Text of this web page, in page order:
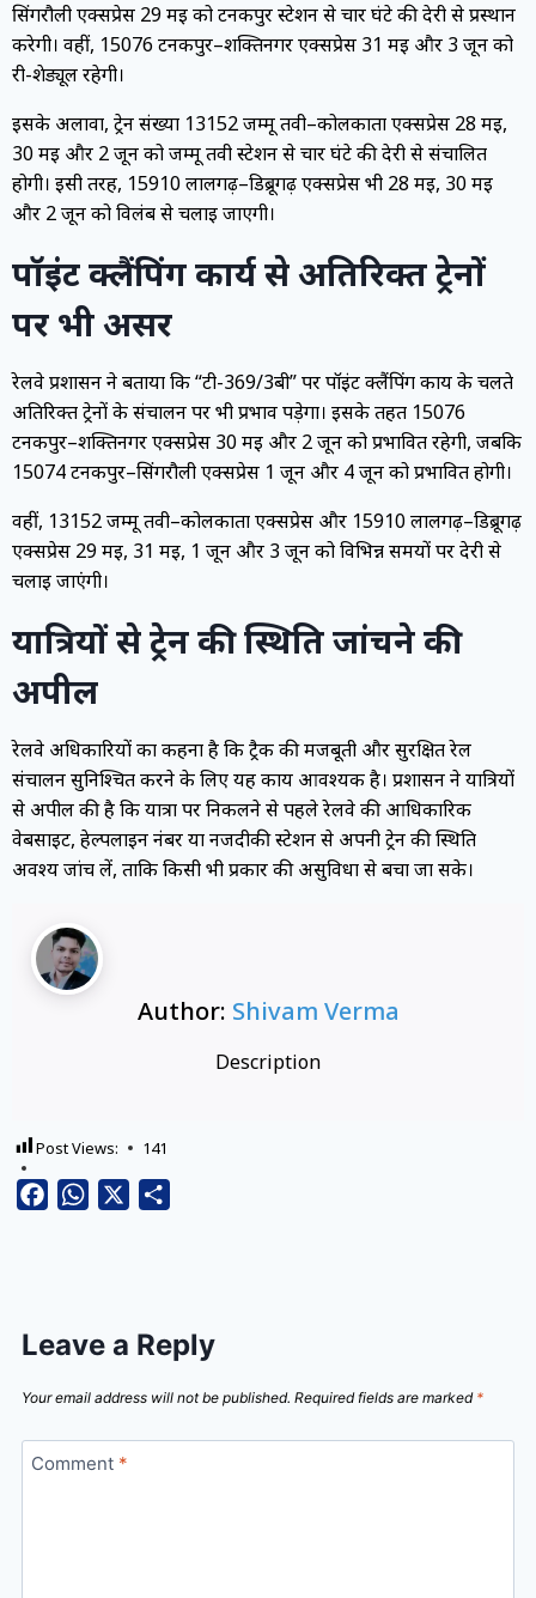
सिंगरौली एक्सप्रेस 29 मई को टनकपुर स्टेशन से चार घंटे की देरी से प्रस्थान
करेगी। वहीं, 15076 टनकपुर–शक्तिनगर एक्सप्रेस 31 मई और 3 जून को
री-शेड्यूल रहेगी।
इसके अलावा, ट्रेन संख्या 13152 जम्मू तवी–कोलकाता एक्सप्रेस 28 मई,
30 मई और 2 जून को जम्मू तवी स्टेशन से चार घंटे की देरी से संचालित
होगी। इसी तरह, 15910 लालगढ़–डिब्रूगढ़ एक्सप्रेस भी 28 मई, 30 मई
और 2 जून को विलंब से चलाई जाएगी।
पॉइंट क्लैंपिंग कार्य से अतिरिक्त ट्रेनों
पर भी असर
रेलवे प्रशासन ने बताया कि “टी-369/3बी” पर पॉइंट क्लैंपिंग कार्य के चलते
अतिरिक्त ट्रेनों के संचालन पर भी प्रभाव पड़ेगा। इसके तहत 15076
टनकपुर–शक्तिनगर एक्सप्रेस 30 मई और 2 जून को प्रभावित रहेगी, जबकि
15074 टनकपुर–सिंगरौली एक्सप्रेस 1 जून और 4 जून को प्रभावित होगी।
वहीं, 13152 जम्मू तवी–कोलकाता एक्सप्रेस और 15910 लालगढ़–डिब्रूगढ़
एक्सप्रेस 29 मई, 31 मई, 1 जून और 3 जून को विभिन्न समयों पर देरी से
चलाई जाएंगी।
यात्रियों से ट्रेन की स्थिति जांचने की
अपील
रेलवे अधिकारियों का कहना है कि ट्रैक की मजबूती और सुरक्षित रेल
संचालन सुनिश्चित करने के लिए यह कार्य आवश्यक है। प्रशासन ने यात्रियों
से अपील की है कि यात्रा पर निकलने से पहले रेलवे की आधिकारिक
वेबसाइट, हेल्पलाइन नंबर या नजदीकी स्टेशन से अपनी ट्रेन की स्थिति
अवश्य जांच लें, ताकि किसी भी प्रकार की असुविधा से बचा जा सके।
Author: Shivam Verma
Description
Post Views: 141
FacebookWhatsApp
Leave a Reply
Your email address will not be published. Required fields are marked *
Comment *